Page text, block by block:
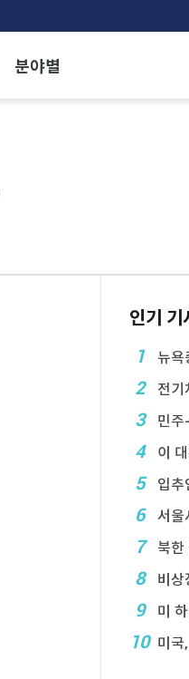
분야별
인기 기
1
뉴욕
2 전기
3 민주
4 이 대
5 입추
6 서울
7 북한
8 비상
9 미 하
10 미국,